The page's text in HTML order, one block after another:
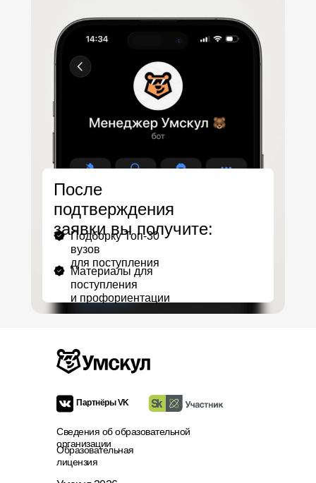
После
подтверждения
заявки вы получите:
Подборку Топ-30
вузов
для поступления
Материалы для
поступления
и профориентации
Сведения об образовательной
организации
Партнёры VK
Образовательная
лицензия